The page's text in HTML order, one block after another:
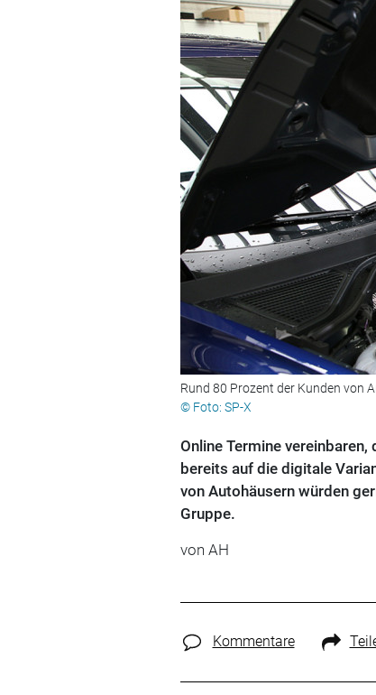
Rund 80 Prozent der Kunden von
© Foto: SP-X
Online Termine
bereits auf die digitale
von Autohäusern würden
Gruppe.
von AH
Kommentare